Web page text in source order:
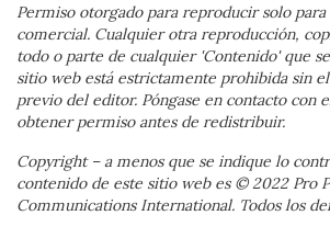
Permiso otorgado para reproducir solo para
comercial. Cualquier otra reproducción,
todo o parte de cualquier 'Contenido' que
sitio web está estrictamente prohibida sin
previo del editor. Póngase en contacto con
obtener permiso antes de redistribuir.
Copyright – a menos que se indique lo
contenido de este sitio web es © 2022 Pro
Communications International. Todos los